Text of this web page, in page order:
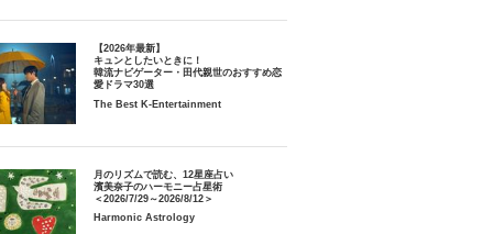
【2026年最新】
キュンとしたいときに！
韓流ナビゲーター・田代親世のおすすめ恋
愛ドラマ30選
The Best K-Entertainment
月のリズムで読む、12星座占い
濱美奈子のハーモニー占星術
＜2026/7/29～2026/8/12＞
Harmonic Astrology